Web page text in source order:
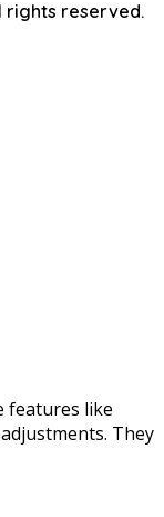
rights reserved.
features like
They